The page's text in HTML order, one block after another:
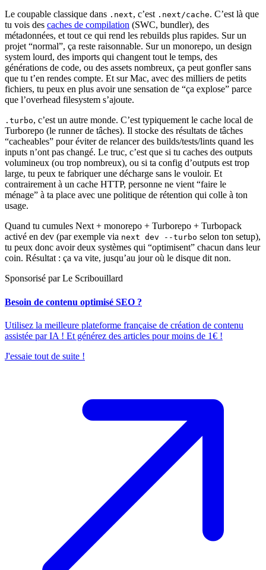
Le coupable classique dans .next, c’est .next/cache. C’est là que
tu vois des caches de compilation (SWC, bundler), des
métadonnées, et tout ce qui rend les rebuilds plus rapides. Sur un
projet “normal”, ça reste raisonnable. Sur un monorepo, un design
system lourd, des imports qui changent tout le temps, des
générations de code, ou des assets nombreux, ça peut gonfler sans
que tu t’en rendes compte. Et sur Mac, avec des milliers de petits
fichiers, tu peux en plus avoir une sensation de “ça explose” parce
que l’overhead filesystem s’ajoute.
.turbo, c’est un autre monde. C’est typiquement le cache local de
Turborepo (le runner de tâches). Il stocke des résultats de tâches
“cacheables” pour éviter de relancer des builds/tests/lints quand les
inputs n’ont pas changé. Le truc, c’est que si tu caches des outputs
volumineux (ou trop nombreux), ou si ta config d’outputs est trop
large, tu peux te fabriquer une décharge sans le vouloir. Et
contrairement à un cache HTTP, personne ne vient “faire le
ménage” à ta place avec une politique de rétention qui colle à ton
usage.
Quand tu cumules Next + monorepo + Turborepo + Turbopack
activé en dev (par exemple via next dev --turbo selon ton setup),
tu peux donc avoir deux systèmes qui “optimisent” chacun dans leur
coin. Résultat : ça va vite, jusqu’au jour où le disque dit non.
Sponsorisé par Le Scribouillard
Besoin de contenu optimisé SEO ?
Utilisez la meilleure plateforme française de création de contenu
assistée par IA ! Et générez des articles pour moins de 1€ !
J'essaie tout de suite !